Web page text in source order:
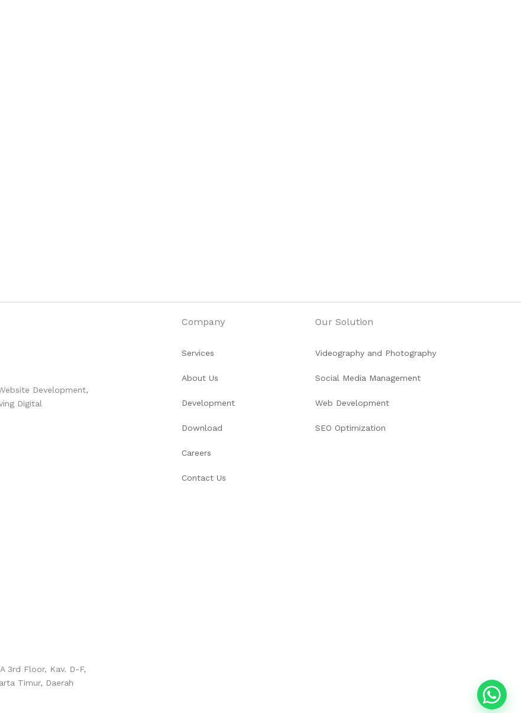
Development,
Digital
3rd Floor, Kav. D-F,
Timur, Daerah
Company
Services
About Us
Development
Download
Careers
Contact Us
Our Solution
Videography and Photography
Social Media Management
Web Development
SEO Optimization